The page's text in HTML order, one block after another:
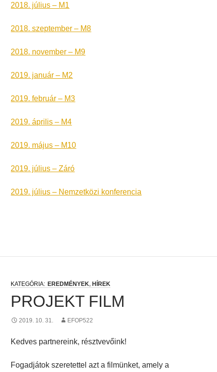
2018. július – M1
2018. szeptember – M8
2018. november – M9
2019. január – M2
2019. február – M3
2019. április – M4
2019. május – M10
2019. július – Záró
2019. július – Nemzetközi konferencia
EREDMÉNYEK, HÍREK
PROJEKT FILM
2019. 10. 31. EFOP522
Kedves partnereink, résztvevőink!
Fogadjátok szeretettel azt a filmünket, amely a